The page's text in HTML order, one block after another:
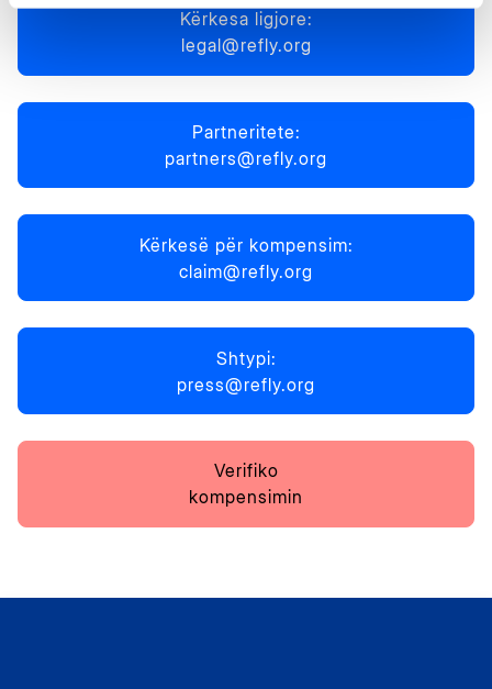
Kërkesa ligjore:
legal@refly.org
Partneritete:
partners@refly.org
Kërkesë për kompensim:
claim@refly.org
Shtypi:
press@refly.org
Verifiko
kompensimin